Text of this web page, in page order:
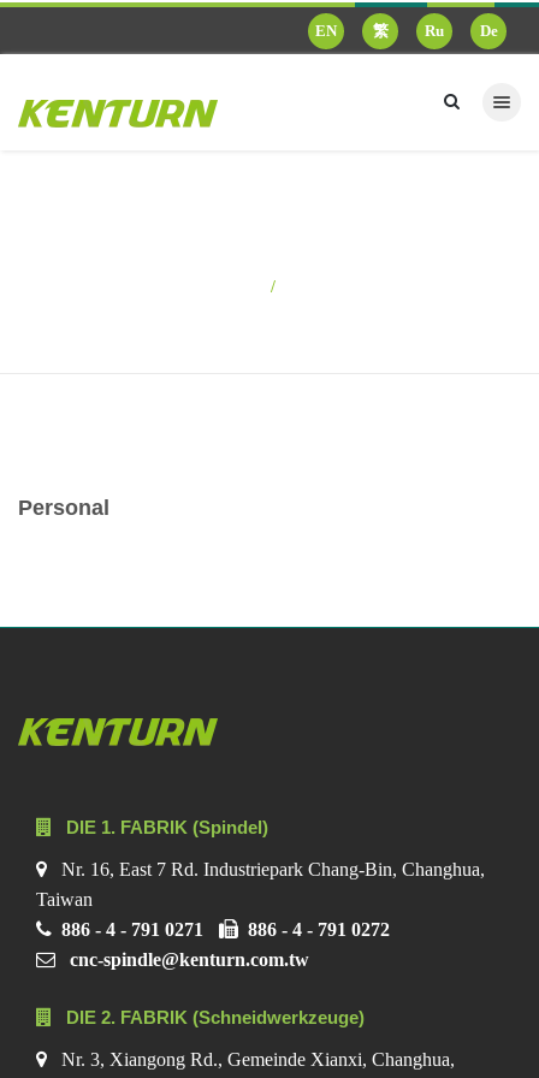
EN 繁 Ru De
Personal
DIE 1. FABRIK (Spindel)
Nr. 16, East 7 Rd. Industriepark Chang-Bin, Changhua,
Taiwan
886 - 4 - 791 0271
886 - 4 - 791 0272
cnc-spindle@kenturn.com.tw
DIE 2. FABRIK (Schneidwerkzeuge)
Nr. 3, Xiangong Rd., Gemeinde Xianxi, Changhua,